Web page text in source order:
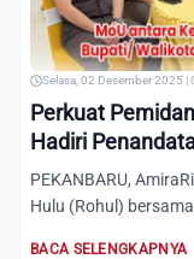
Selasa, 02 Desember 2025 |
Perkuat
Hadiri
PEKANBARU,
Hulu (Rohul)
BACA SELENGKAPNYA